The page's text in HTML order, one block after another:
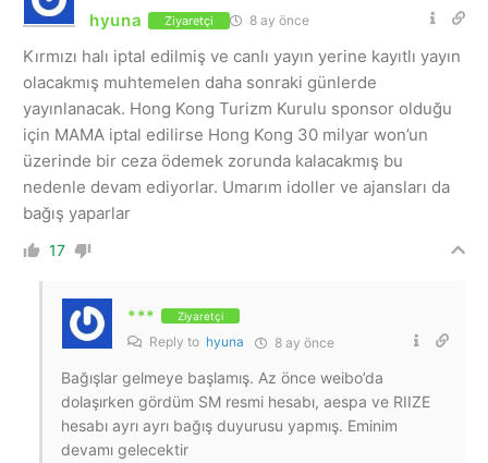
hyuna Ziyaretçi 8 ay önce
Kırmızı halı iptal edilmiş ve canlı yayın yerine kayıtlı yayın
olacakmış muhtemelen daha sonraki günlerde
yayınlanacak. Hong Kong Turizm Kurulu sponsor olduğu
için MAMA iptal edilirse Hong Kong 30 milyar won’un
üzerinde bir ceza ödemek zorunda kalacakmış bu
nedenle devam ediyorlar. Umarım idoller ve ajansları da
bağış yaparlar
17
*** Ziyaretçi
Reply to hyuna 8 ay önce
Bağışlar gelmeye başlamış. Az önce weibo’da
dolaşırken gördüm SM resmi hesabı, aespa ve RIIZE
hesabı ayrı ayrı bağış duyurusu yapmış. Eminim
devamı gelecektir